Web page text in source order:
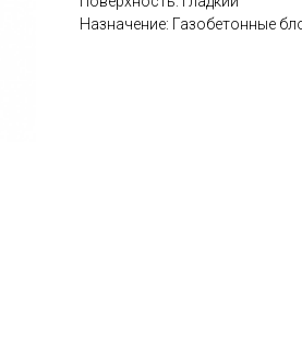
Назначение: Газобетонные